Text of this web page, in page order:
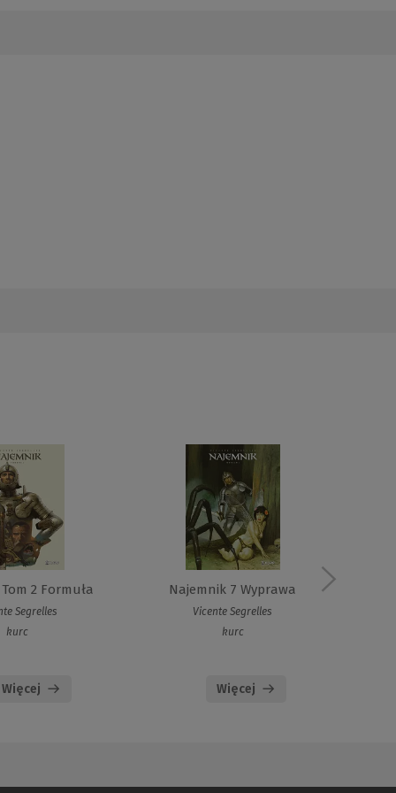
2 Formuła
Segrelles
kurc
Więcej
Najemnik 7 Wyprawa
Vicente Segrelles
kurc
Więcej